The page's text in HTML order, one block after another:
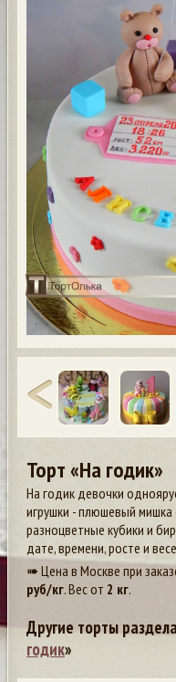
Торт «На годик»
На годик девочки
игрушки - плюшевый
разноцветные кубики и
дате, времени, росте и
➠ Цена в Москве при
руб/кг. Вес от 2 кг.
Другие торты
годик»